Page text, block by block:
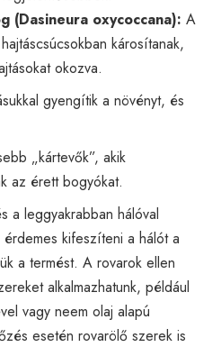
(Dasineura oxycoccana): A
károsítanak,
okozva.
gyengítik a növényt, és
„kártevők”, akik
az érett bogyókat.
a leggyakrabban hálóval
kifeszíteni a hálót a
a termést. A rovarok ellen
alkalmazhatunk, például
vagy neem olaj alapú
esetén rovarölő szerek is